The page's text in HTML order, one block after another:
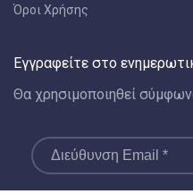
Όροι Χρήσης
Εγγραφείτε στο
Θα χρησιμοποιηθεί